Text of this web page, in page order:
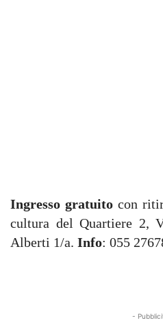
Ingresso gratuito con
cultura del Quartiere 2,
Alberti 1/a. Info: 055
-